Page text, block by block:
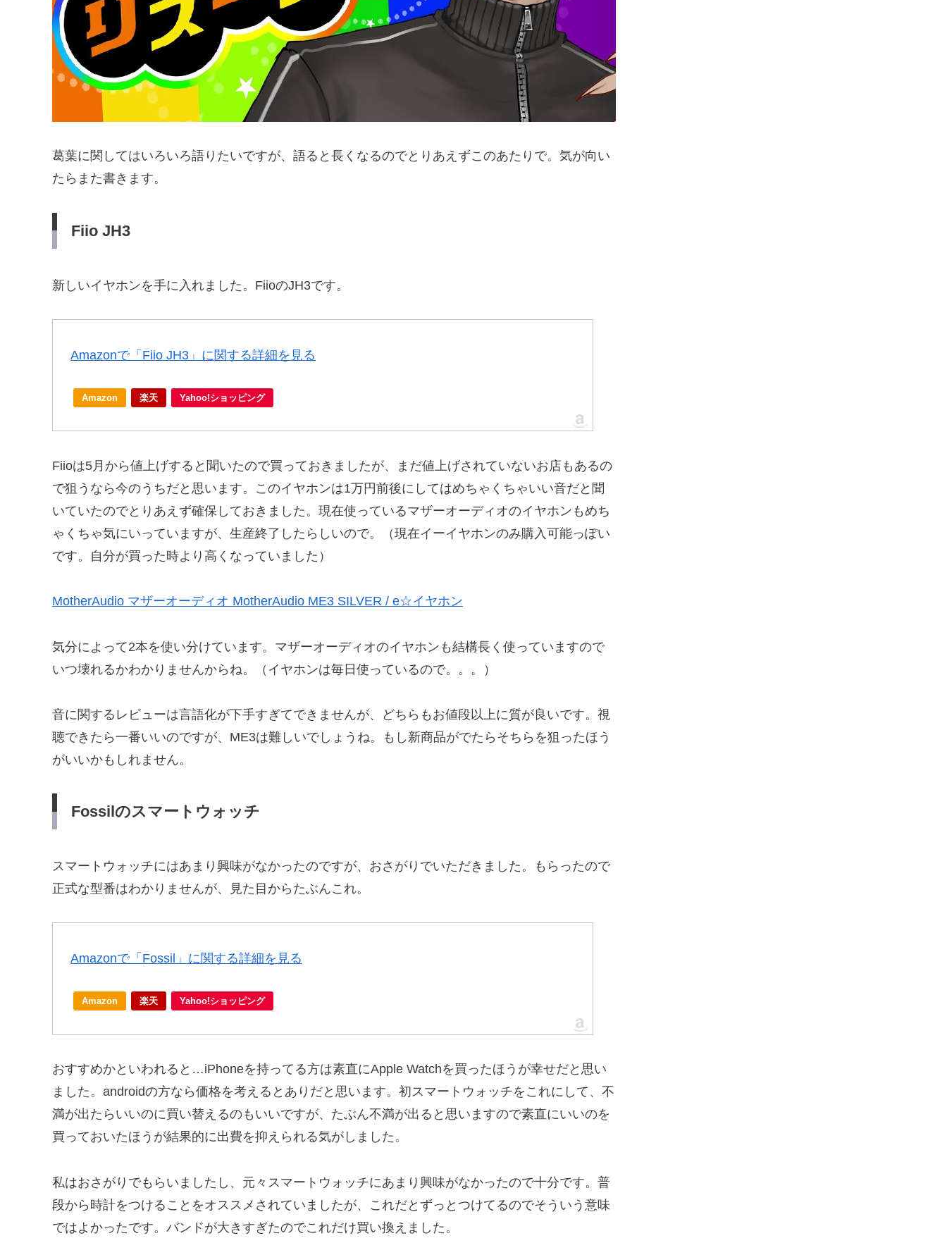
葛葉に関してはいろいろ語りたいですが、語ると長くなるのでとりあえずこのあたりで。気が向い
たらまた書きます。
Fiio JH3
新しいイヤホンを手に入れました。FiioのJH3です。
Amazonで「Fiio JH3」に関する詳細を見る
Amazon 楽天 Yahoo!ショッピング
Fiioは5月から値上げすると聞いたので買っておきましたが、まだ値上げされていないお店もあるの
で狙うなら今のうちだと思います。このイヤホンは1万円前後にしてはめちゃくちゃいい音だと聞
いていたのでとりあえず確保しておきました。現在使っているマザーオーディオのイヤホンもめち
ゃくちゃ気にいっていますが、生産終了したらしいので。（現在イーイヤホンのみ購入可能っぽい
です。自分が買った時より高くなっていました）
MotherAudio マザーオーディオ MotherAudio ME3 SILVER / e☆イヤホン
気分によって2本を使い分けています。マザーオーディオのイヤホンも結構長く使っていますので
いつ壊れるかわかりませんからね。（イヤホンは毎日使っているので。。。）
音に関するレビューは言語化が下手すぎてできませんが、どちらもお値段以上に質が良いです。視
聴できたら一番いいのですが、ME3は難しいでしょうね。もし新商品がでたらそちらを狙ったほう
がいいかもしれません。
Fossilのスマートウォッチ
スマートウォッチにはあまり興味がなかったのですが、おさがりでいただきました。もらったので
正式な型番はわかりませんが、見た目からたぶんこれ。
Amazonで「Fossil」に関する詳細を見る
Amazon 楽天 Yahoo!ショッピング
おすすめかといわれると…iPhoneを持ってる方は素直にApple Watchを買ったほうが幸せだと思い
ました。androidの方なら価格を考えるとありだと思います。初スマートウォッチをこれにして、不
満が出たらいいのに買い替えるのもいいですが、たぶん不満が出ると思いますので素直にいいのを
買っておいたほうが結果的に出費を抑えられる気がしました。
私はおさがりでもらいましたし、元々スマートウォッチにあまり興味がなかったので十分です。普
段から時計をつけることをオススメされていましたが、これだとずっとつけてるのでそういう意味
ではよかったです。バンドが大きすぎたのでこれだけ買い換えました。